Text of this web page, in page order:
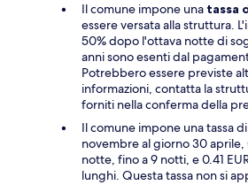
Il comune impone una tassa
essere versata alla struttura.
50% dopo l'ottava notte di
anni sono esenti dal
Potrebbero essere previste
informazioni, contatta la
forniti nella conferma della
Il comune impone una tassa
novembre al giorno 30 aprile,
notte, fino a 9 notti, e 0.41
lunghi. Questa tassa non si